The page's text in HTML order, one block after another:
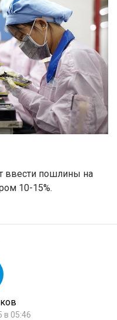
ввести пошлины на
10-15%.
в 05:46